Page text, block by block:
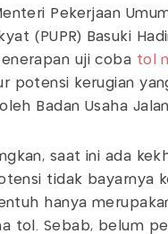
Pekerjaan
(PUPR) Basuki
uji coba tol
potensi kerugian
Badan Usaha
saat ini ada
tidak bayarnya
hanya
tol. Sebab, belum